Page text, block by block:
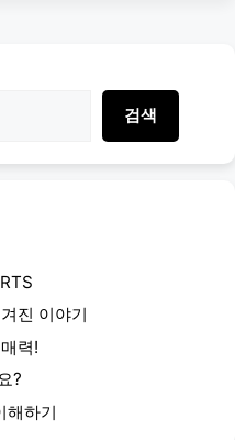
검색
진 이야기
력!
?
해하기